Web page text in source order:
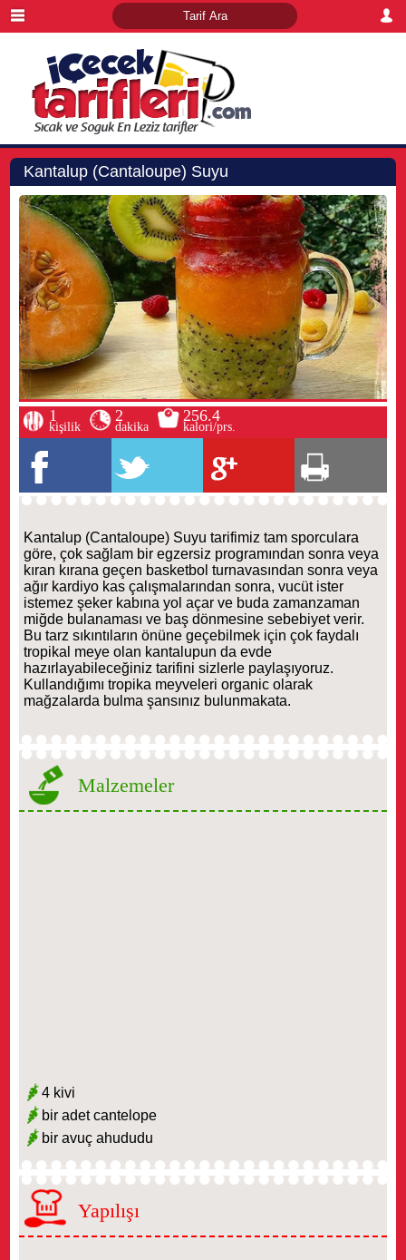
Kantalup (Cantaloupe) Suyu
1
kişilik
2
dakika
256.4
kalori/prs.
Kantalup (Cantaloupe) Suyu tarifimiz tam sporculara
göre, çok sağlam bir egzersiz programından sonra veya
kıran kırana geçen basketbol turnavasından sonra veya
ağır kardiyo kas çalışmalarından sonra, vucüt ister
istemez şeker kabına yol açar ve buda zamanzaman
miğde bulanaması ve baş dönmesine sebebiyet verir.
Bu tarz sıkıntıların önüne geçebilmek için çok faydalı
tropikal meye olan kantalupun da evde
hazırlayabileceğiniz tarifini sizlerle paylaşıyoruz.
Kullandığımı tropika meyveleri organic olarak
mağzalarda bulma şansınız bulunmakata.
Malzemeler
4 kivi
bir adet cantelope
bir avuç ahududu
Yapılışı